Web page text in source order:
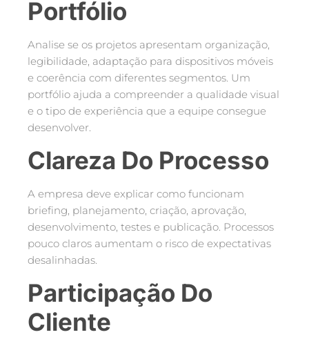
Portfólio
Analise se os projetos apresentam organização,
legibilidade, adaptação para dispositivos móveis
e coerência com diferentes segmentos. Um
portfólio ajuda a compreender a qualidade visual
e o tipo de experiência que a equipe consegue
desenvolver.
Clareza Do Processo
A empresa deve explicar como funcionam
briefing, planejamento, criação, aprovação,
desenvolvimento, testes e publicação. Processos
pouco claros aumentam o risco de expectativas
desalinhadas.
Participação Do
Cliente